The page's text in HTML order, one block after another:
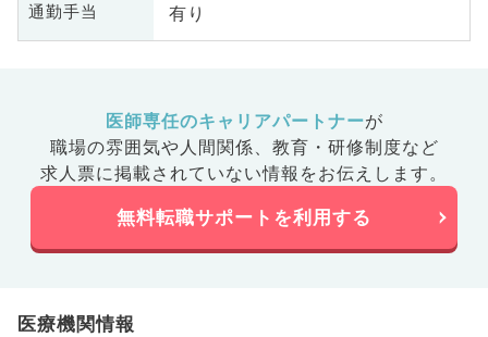
通勤手当 有り
医師専任のキャリアパートナーが
職場の雰囲気や人間関係、 教育・研修制度など
求人票に掲載されていない情報をお伝えします。
無料転職サポートを利用する
医療機関情報